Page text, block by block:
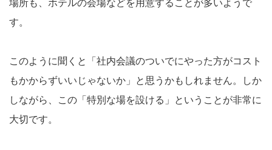
す。
このように聞くと「社内会議のついでにやった方がコスト
もかからずいいじゃないか」と思うかもしれません。しか
しながら、この「特別な場を設ける」ということが非常に
大切です。